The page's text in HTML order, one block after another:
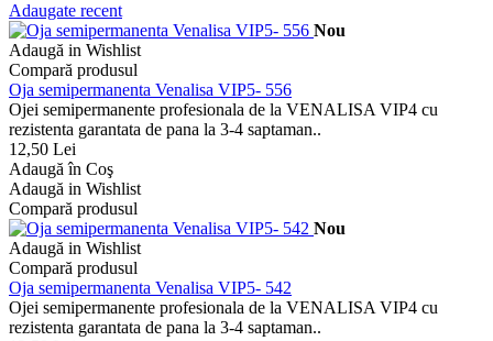
Adaugate recent
Nou
Adaugă in Wishlist
Compară produsul
Oja semipermanenta Venalisa VIP5- 556
Ojei semipermanente profesionala de la VENALISA VIP4 cu
rezistenta garantata de pana la 3-4 saptaman..
12,50 Lei
Adaugă în Coş
Adaugă in Wishlist
Compară produsul
Nou
Adaugă in Wishlist
Compară produsul
Oja semipermanenta Venalisa VIP5- 542
Ojei semipermanente profesionala de la VENALISA VIP4 cu
rezistenta garantata de pana la 3-4 saptaman..